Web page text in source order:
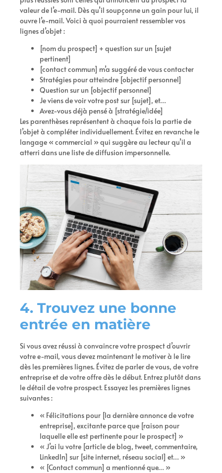
valeur de l’e-mail. Dès qu’il soupçonne un gain pour lui, il
ouvre l’e-mail. Voici à quoi pourraient ressembler vos
lignes d’objet :
[nom du prospect] + question sur un [sujet
pertinent]
[contact commun] m’a suggéré de vous contacter
Stratégies pour atteindre [objectif personnel]
Question sur un [objectif personnel]
Je viens de voir votre post sur [sujet], et…
Avez-vous déjà pensé à [stratégie/idée]
Les parenthèses représentent à chaque fois la partie de
l’objet à compléter individuellement. Évitez en revanche le
langage « commercial » qui suggère au lecteur qu’il a
atterri dans une liste de diffusion impersonnelle.
4. Trouvez une bonne
entrée en matière
Si vous avez réussi à convaincre votre prospect d’ouvrir
votre e-mail, vous devez maintenant le motiver à le lire
dès les premières lignes. Évitez de parler de vous, de votre
entreprise et de votre offre dès le début. Entrez plutôt dans
le détail de votre prospect. Essayez les premières lignes
suivantes :
« Félicitations pour [la dernière annonce de votre
entreprise], excitante parce que [raison pour
laquelle elle est pertinente pour le prospect] »
« J’ai lu votre [article de blog, tweet, commentaire,
LinkedIn] sur [site internet, réseau social] et… »
« [Contact commun] a mentionné que… »